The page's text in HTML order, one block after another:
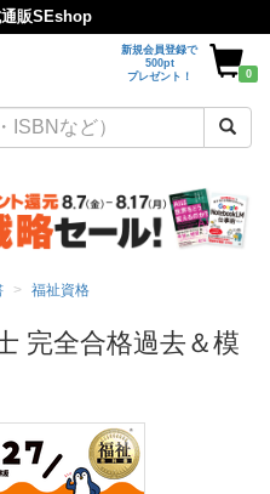
販SEshop
新規会員登録で
500pt
プレゼント！
0
福祉資格
完全合格過去＆模